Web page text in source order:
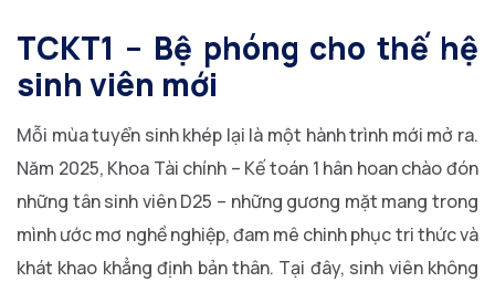
TCKT1 – Bệ phóng cho thế hệ
sinh viên mới
Mỗi mùa tuyển sinh khép lại là một hành trình mới mở ra.
Năm 2025, Khoa Tài chính – Kế toán 1 hân hoan chào đón
những tân sinh viên D25 – những gương mặt mang trong
mình ước mơ nghề nghiệp, đam mê chinh phục tri thức và
khát khao khẳng định bản thân. Tại đây, sinh viên không